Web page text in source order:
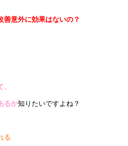
善意外に効果はないの？
るか知りたいですよね？
る